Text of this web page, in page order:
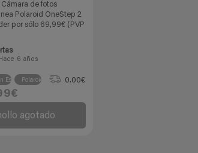
Cámara de fotos
Polaroid OneStep 2
por sólo 69,99€ (PVP
Hace 6 años
EspañaPolaroid 0.00€
agotado